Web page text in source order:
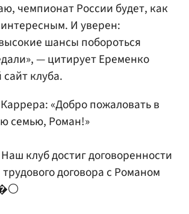
чемпионат России будет, как
интересным. И уверен:
шансы побороться
— цитирует Еременко
клуба.
Каррера: «Добро пожаловать в
семью, Роман!»
клуб достиг договоренности
договора с Романом